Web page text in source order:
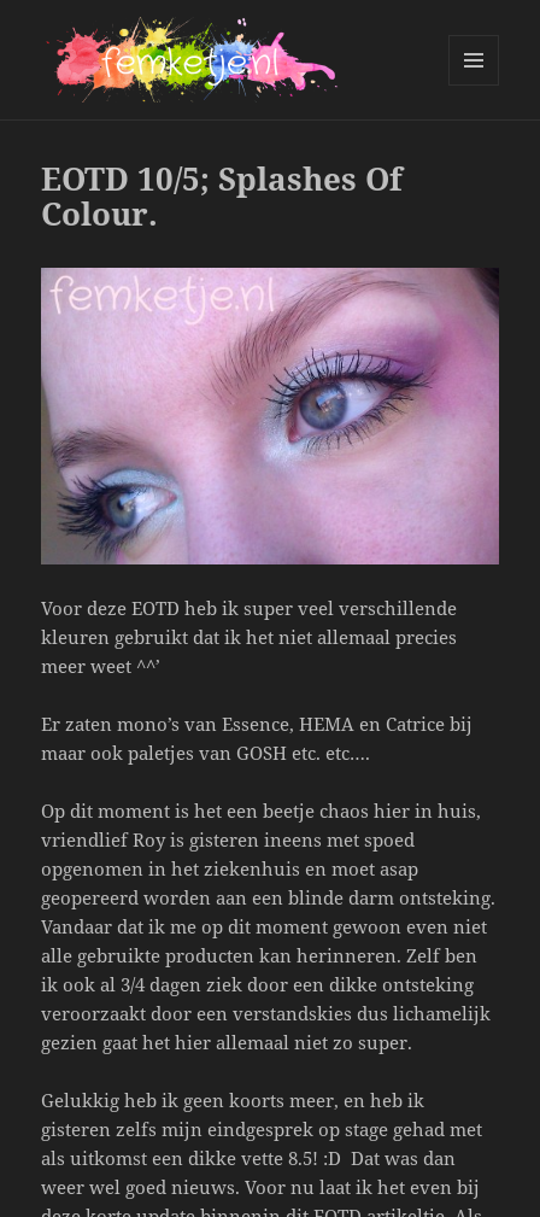
EOTD 10/5; Splashes Of
Colour.
Voor deze EOTD heb ik super veel verschillende
kleuren gebruikt dat ik het niet allemaal precies
meer weet ^^’
Er zaten mono’s van Essence, HEMA en Catrice bij
maar ook paletjes van GOSH etc. etc….
Op dit moment is het een beetje chaos hier in huis,
vriendlief Roy is gisteren ineens met spoed
opgenomen in het ziekenhuis en moet asap
geopereerd worden aan een blinde darm ontsteking.
Vandaar dat ik me op dit moment gewoon even niet
alle gebruikte producten kan herinneren. Zelf ben
ik ook al 3/4 dagen ziek door een dikke ontsteking
veroorzaakt door een verstandskies dus lichamelijk
gezien gaat het hier allemaal niet zo super.
Gelukkig heb ik geen koorts meer, en heb ik
gisteren zelfs mijn eindgesprek op stage gehad met
als uitkomst een dikke vette 8.5! :D Dat was dan
weer wel goed nieuws. Voor nu laat ik het even bij